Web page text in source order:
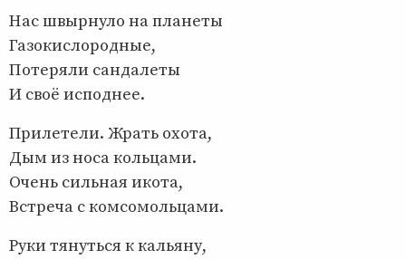
Нас швырнуло на планеты
Газокислородные,
Потеряли сандалеты
И своё исподнее.
Прилетели. Жрать охота,
Дым из носа кольцами.
Очень сильная икота,
Встреча с комсомольцами.
Руки тянуться к кальяну,